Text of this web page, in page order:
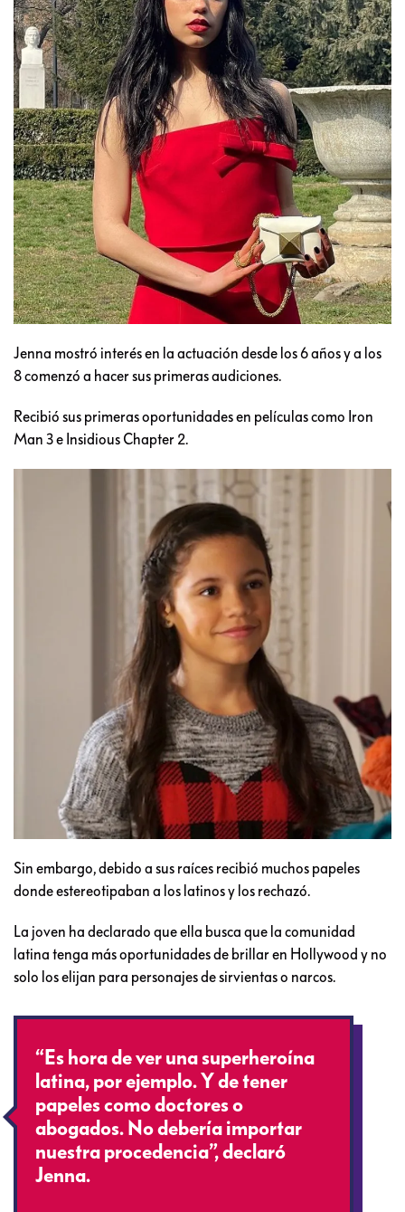
Jenna mostró interés en la actuación desde los 6 años y a los
8 comenzó a hacer sus primeras audiciones.
Recibió sus primeras oportunidades en películas como Iron
Man 3 e Insidious Chapter 2.
Sin embargo, debido a sus raíces recibió muchos papeles
donde estereotipaban a los latinos y los rechazó.
La joven ha declarado que ella busca que la comunidad
latina tenga más oportunidades de brillar en Hollywood y no
solo los elijan para personajes de sirvientas o narcos.
“Es hora de ver una superheroína
latina, por ejemplo. Y de tener
papeles como doctores o
abogados. No debería importar
nuestra procedencia”, declaró
Jenna.